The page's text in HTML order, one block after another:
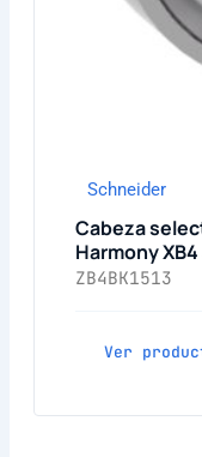
Schneider
Cabeza
Harmony
ZB4BK1513
Ver